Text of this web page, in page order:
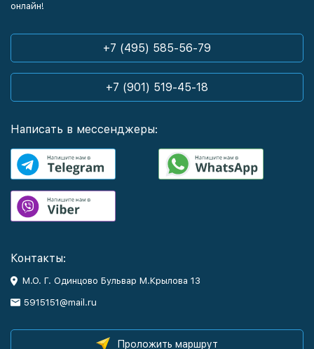
онлайн!
+7 (495) 585-56-79
+7 (901) 519-45-18
Написать в мессенджеры:
Контакты:
М.О. Г. Одинцово Бульвар М.Крылова 13
5915151@mail.ru
Проложить маршрут